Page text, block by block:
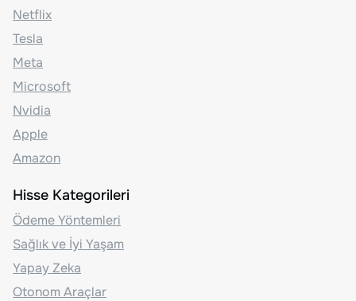
Netflix
Tesla
Meta
Microsoft
Nvidia
Apple
Amazon
Hisse Kategorileri
Ödeme Yöntemleri
Sağlık ve İyi Yaşam
Yapay Zeka
Otonom Araçlar